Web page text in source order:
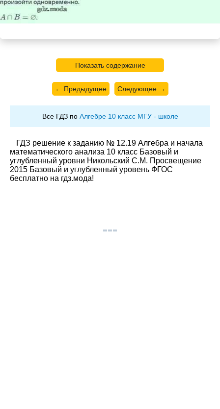
Показать содержание
← Предыдущее Следующее →
Все ГДЗ по Алгебре 10 класс МГУ - школе
ГДЗ решение к заданию № 12.19 Алгебра и начала
математического анализа 10 класс Базовый и
углубленный уровни Никольский С.М. Просвещение
2015 Базовый и углубленный уровень ФГОС
бесплатно на гдз.мода!